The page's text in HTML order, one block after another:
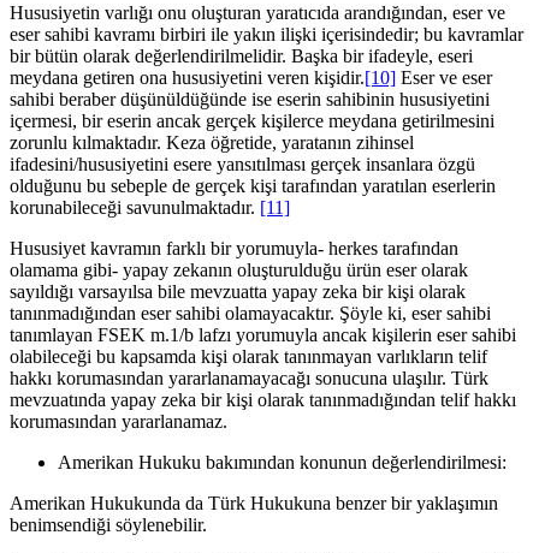
Hususiyetin varlığı onu oluşturan yaratıcıda arandığından, eser ve
eser sahibi kavramı birbiri ile yakın ilişki içerisindedir; bu kavramlar
bir bütün olarak değerlendirilmelidir. Başka bir ifadeyle, eseri
meydana getiren ona hususiyetini veren kişidir.[10] Eser ve eser
sahibi beraber düşünüldüğünde ise eserin sahibinin hususiyetini
içermesi, bir eserin ancak gerçek kişilerce meydana getirilmesini
zorunlu kılmaktadır. Keza öğretide, yaratanın zihinsel
ifadesini/hususiyetini esere yansıtılması gerçek insanlara özgü
olduğunu bu sebeple de gerçek kişi tarafından yaratılan eserlerin
korunabileceği savunulmaktadır. [11]
Hususiyet kavramın farklı bir yorumuyla- herkes tarafından
olamama gibi- yapay zekanın oluşturulduğu ürün eser olarak
sayıldığı varsayılsa bile mevzuatta yapay zeka bir kişi olarak
tanınmadığından eser sahibi olamayacaktır. Şöyle ki, eser sahibi
tanımlayan FSEK m.1/b lafzı yorumuyla ancak kişilerin eser sahibi
olabileceği bu kapsamda kişi olarak tanınmayan varlıkların telif
hakkı korumasından yararlanamayacağı sonucuna ulaşılır. Türk
mevzuatında yapay zeka bir kişi olarak tanınmadığından telif hakkı
korumasından yararlanamaz.
Amerikan Hukuku bakımından konunun değerlendirilmesi:
Amerikan Hukukunda da Türk Hukukuna benzer bir yaklaşımın
benimsendiği söylenebilir.